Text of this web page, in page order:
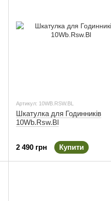
Артикул: 10WB.RSW.BL
Шкатулка для Годинників
10Wb.Rsw.Bl
2 490 грн Купити